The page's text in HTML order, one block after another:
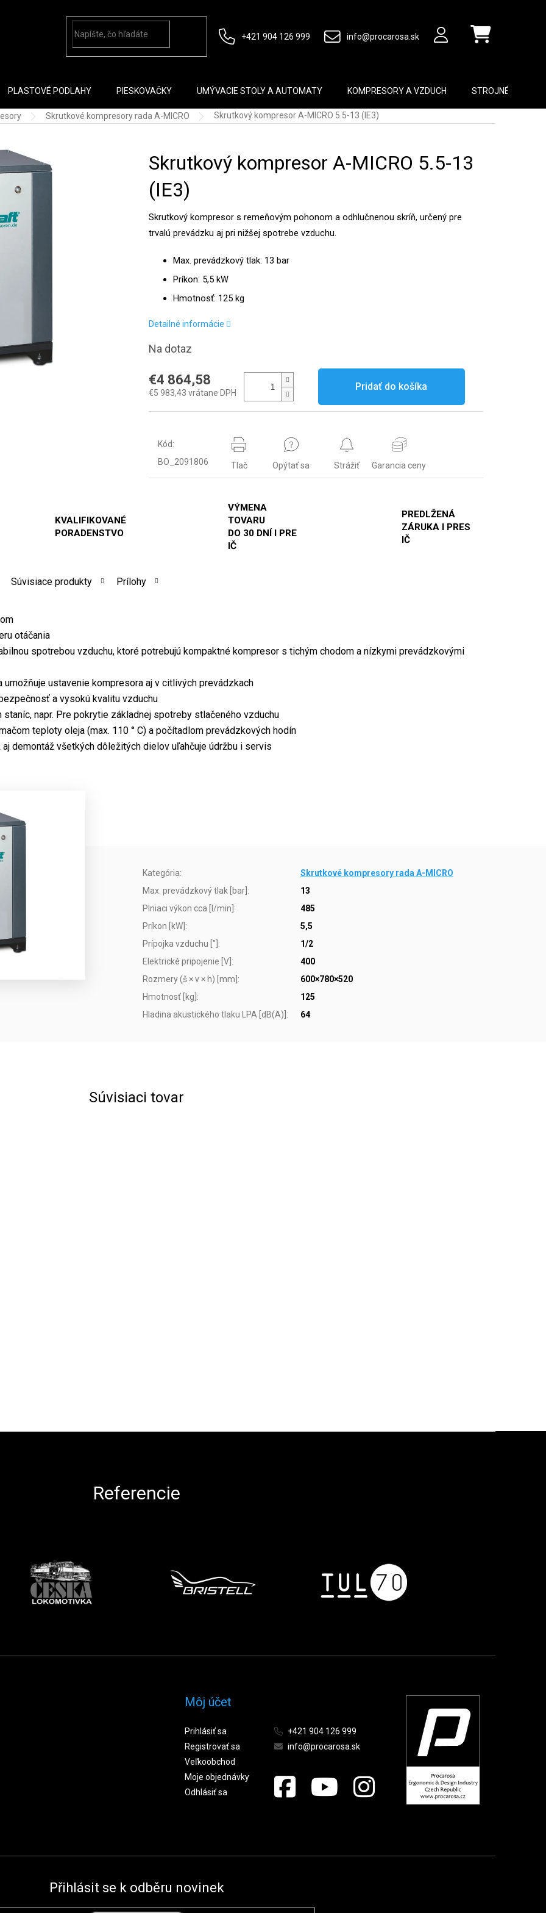
+421 904 126 999 info@procarosa.sk Nákupný košík
PLASTOVÉ PODLAHY PIESKOVAČKY UMÝVACIE STOLY A AUTOMATY KOMPRESORY A VZDUCH STROJNÉ
Skrutkové kompresory rada A-MICRO Skrutkový kompresor A-MICRO 5.5-13 (IE3)
Skrutkový kompresor A-MICRO 5.5-13
(IE3)
Skrutkový kompresor s remeňovým pohonom a odhlučnenou skríň, určený pre
trvalú prevádzku aj pri nižšej spotrebe vzduchu.
Max. prevádzkový tlak: 13 bar
Príkon: 5,5 kW
Hmotnosť: 125 kg
Detailné informácie
Na dotaz
€4 864,58
€5 983,43 vrátane DPH
Pridať do košíka
Kód:
BO_2091806
Tlač Opýtať sa Strážiť Garancia ceny
KVALIFIKOVANÉ
PORADENSTVO
VÝMENA
TOVARU
DO 30 DNÍ I PRE
IČ
PREDLŽENÁ
ZÁRUKA I PRES
IČ
Súvisiace produkty Prílohy
otáčania
spotrebou vzduchu, ktoré potrebujú kompaktné kompresor s tichým chodom a nízkymi prevádzkovými
ustavenie kompresora aj v citlivých prevádzkach
a vysokú kvalitu vzduchu
napr. Pre pokrytie základnej spotreby stlačeného vzduchu
teploty oleja (max. 110 ° C) a počítadlom prevádzkových hodín
demontáž všetkých dôležitých dielov uľahčuje údržbu i servis
Kategória:
Skrutkové kompresory rada A-MICRO
Max. prevádzkový tlak [bar] :
13
Plniaci výkon cca [l/min] :
485
Príkon [kW] :
5,5
Prípojka vzduchu ["] :
1/2
Elektrické pripojenie [V] :
400
Rozmery (š × v × h) [mm] :
600×780×520
Hmotnosť [kg] :
125
Hladina akustického tlaku LPA [dB(A)] : 64
Súvisiaci tovar
Referencie
Môj účet
Prihlásiť sa
Registrovať sa
Veľkoobchod
Moje objednávky
Odhlásiť sa
+421 904 126 999
info@procarosa.sk
Přihlásit se k odběru novinek